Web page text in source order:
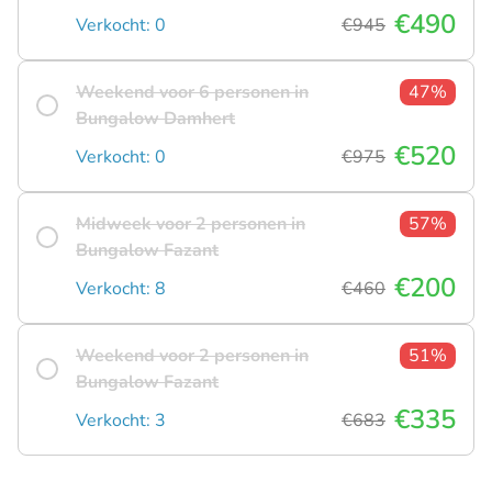
Verkocht: 0 €945 €490
Weekend voor 6 personen in
Bungalow Damhert
47%
Verkocht: 0 €975 €520
Midweek voor 2 personen in
Bungalow Fazant
57%
Verkocht: 8 €460 €200
Weekend voor 2 personen in
Bungalow Fazant
51%
Verkocht: 3 €683 €335